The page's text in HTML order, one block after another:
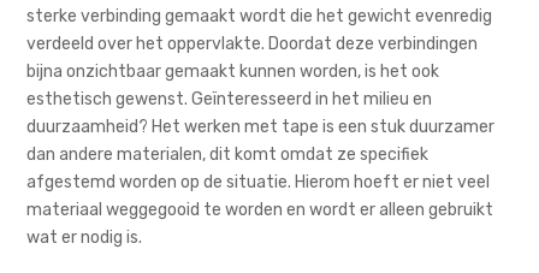
sterke verbinding gemaakt wordt die het gewicht evenredig
verdeeld over het oppervlakte. Doordat deze verbindingen
bijna onzichtbaar gemaakt kunnen worden, is het ook
esthetisch gewenst. Geïnteresseerd in het milieu en
duurzaamheid? Het werken met tape is een stuk duurzamer
dan andere materialen, dit komt omdat ze specifiek
afgestemd worden op de situatie. Hierom hoeft er niet veel
materiaal weggegooid te worden en wordt er alleen gebruikt
wat er nodig is.